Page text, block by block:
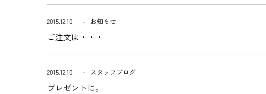
2015.12.10 お知らせ
ご注文は・・・
2015.12.10 スタッフブログ
プレゼントに。